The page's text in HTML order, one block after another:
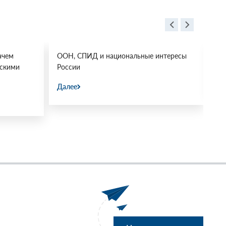
ООН, СПИД и национальные интересы
России
Далее